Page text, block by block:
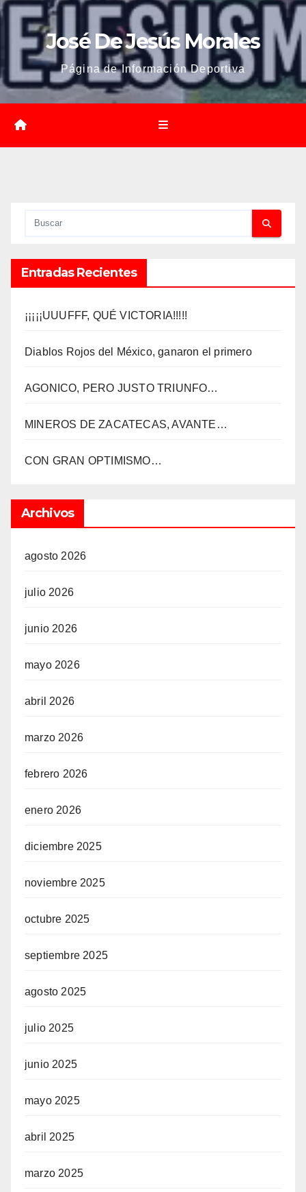
José De Jesús Morales
Página de Información Deportiva
Entradas Recientes
¡¡¡¡¡UUUFFF, QUÉ VICTORIA!!!!!
Diablos Rojos del México, ganaron el primero
AGONICO, PERO JUSTO TRIUNFO…
MINEROS DE ZACATECAS, AVANTE…
CON GRAN OPTIMISMO…
Archivos
agosto 2026
julio 2026
junio 2026
mayo 2026
abril 2026
marzo 2026
febrero 2026
enero 2026
diciembre 2025
noviembre 2025
octubre 2025
septiembre 2025
agosto 2025
julio 2025
junio 2025
mayo 2025
abril 2025
marzo 2025